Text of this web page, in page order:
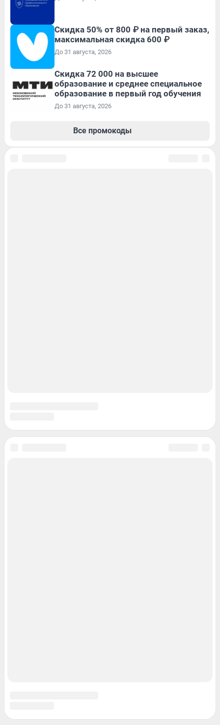
Скидка 50% от 800 ₽ на первый заказ,
максимальная скидка 600 ₽
До 31 августа, 2026
Скидка 72 000 на высшее
образование и среднее специальное
образование в первый год обучения
До 31 августа, 2026
Все промокоды